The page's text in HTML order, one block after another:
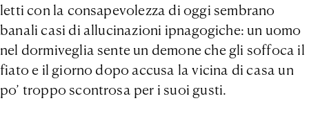
letti con la consapevolezza di oggi sembrano
banali casi di allucinazioni ipnagogiche: un uomo
nel dormiveglia sente un demone che gli soffoca il
fiato e il giorno dopo accusa la vicina di casa un
po’ troppo scontrosa per i suoi gusti.